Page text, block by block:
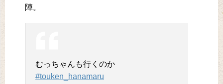
陣。
むっちゃんも行くのか
#touken_hanamaru